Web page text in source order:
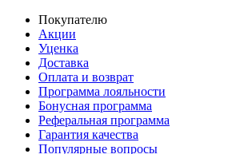
Покупателю
Акции
Уценка
Доставка
Оплата и возврат
Программа лояльности
Бонусная программа
Реферальная программа
Гарантия качества
Популярные вопросы